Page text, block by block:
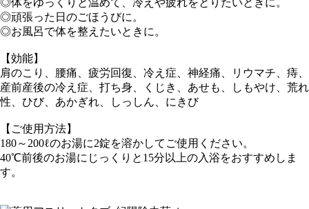
◎体をゆっくりと温めて、冷えや疲れをとりたいときに。
◎頑張った日のごほうびに。
◎お風呂で体を整えたいときに。
【効能】
肩のこり、腰痛、疲労回復、冷え症、神経痛、リウマチ、痔、
産前産後の冷え症、打ち身、くじき、あせも、しもやけ、荒れ
性、ひび、あかぎれ、しっしん、にきび
【ご使用方法】
180～200ℓのお湯に2錠を溶かしてご使用ください。
40℃前後のお湯にじっくりと15分以上の入浴をおすすめしま
す。